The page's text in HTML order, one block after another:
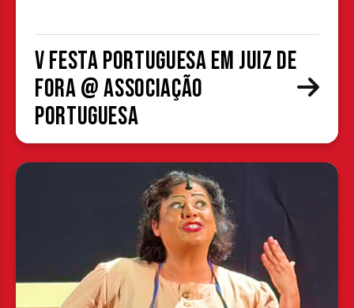
V Festa Portuguesa em Juiz de
Fora @ Associação
Portuguesa